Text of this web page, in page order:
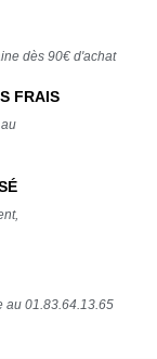
dès 90€ d'achat
FRAIS
au 01.83.64.13.65